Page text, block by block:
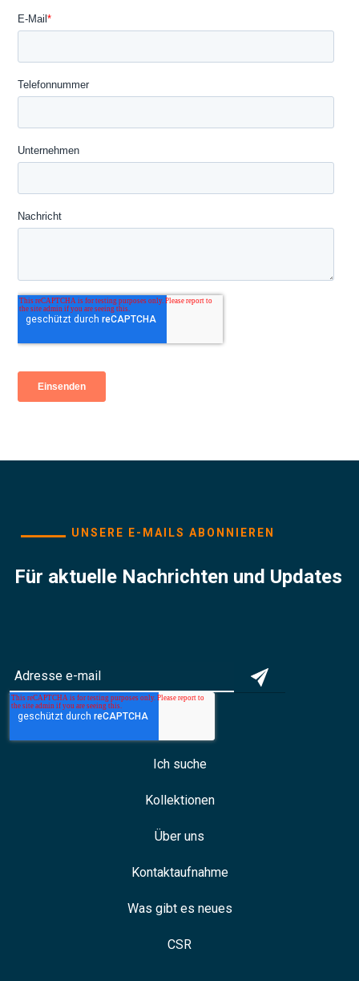
UNSERE E-MAILS ABONNIEREN
Für aktuelle Nachrichten und Updates
Ich suche
Kollektionen
Über uns
Kontaktaufnahme
Was gibt es neues
CSR